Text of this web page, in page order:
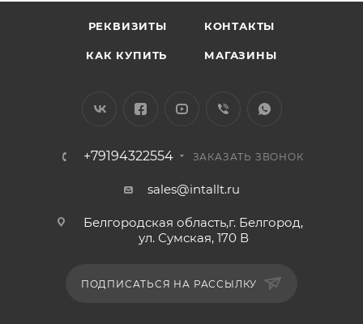
РЕКВИЗИТЫ КОНТАКТЫ
КАК КУПИТЬ МАГАЗИНЫ
+79194322554 ЗАКАЗАТЬ ЗВОНОК
sales@intallt.ru
Белгородская область,г. Белгород,
ул. Сумская, 170 В
ПОДПИСАТЬСЯ НА РАССЫЛКУ